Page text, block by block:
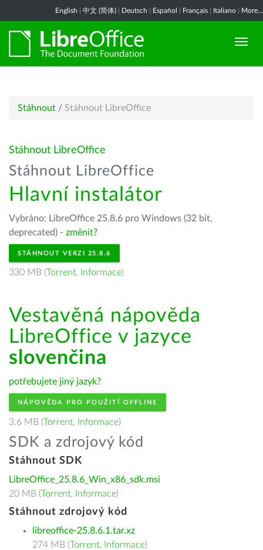
English 中文 (简体) Deutsch Español Français Italiano More...
Stáhnout / Stáhnout LibreOffice
Stáhnout LibreOffice
Stáhnout LibreOffice
Hlavní instalátor
Vybráno: LibreOffice 25.8.6 pro Windows (32 bit,
deprecated) - změnit?
STÁHNOUT VERZI 25.8.6
330 MB (Torrent, Informace)
Vestavěná nápověda
LibreOffice v jazyce
slovenčina
potřebujete jiný jazyk?
NÁPOVĚDA PRO POUŽITÍ OFFLINE
3.6 MB (Torrent, Informace)
SDK a zdrojový kód
Stáhnout SDK
LibreOffice_25.8.6_Win_x86_sdk.msi
20 MB (Torrent, Informace)
Stáhnout zdrojový kód
libreoffice-25.8.6.1.tar.xz
274 MB (Torrent, Informace)